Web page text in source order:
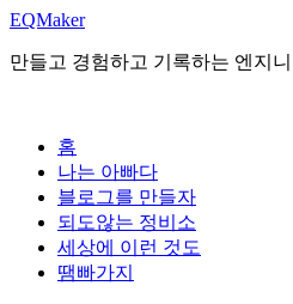
Skip
content
EQMaker
만들고 경험하고 기록하는 엔지
홈
나는 아빠다
블로그를 만들자
되도않는 정비소
세상에 이런 것도
땜빠가지